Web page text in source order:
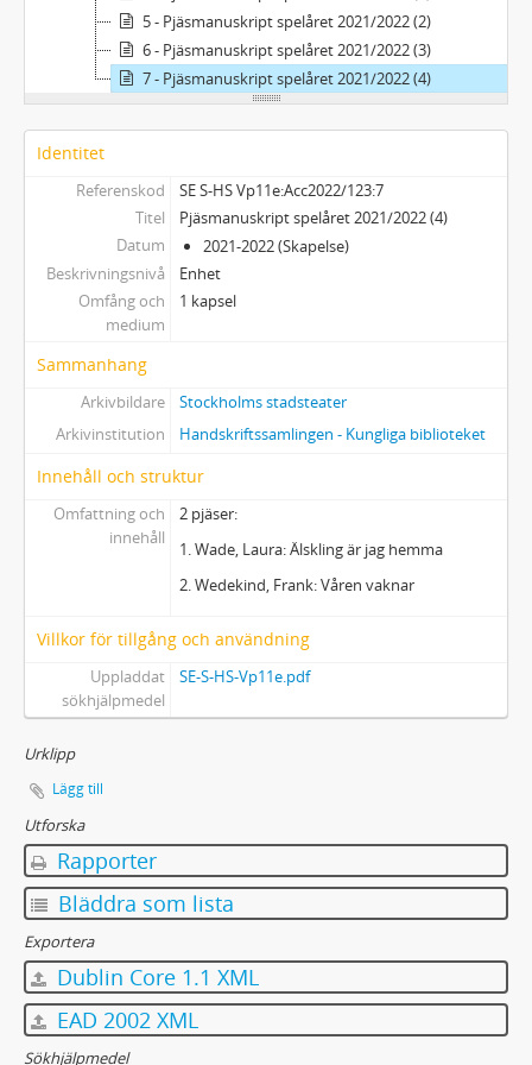
5 - Pjäsmanuskript spelåret 2021/2022 (2)
6 - Pjäsmanuskript spelåret 2021/2022 (3)
7 - Pjäsmanuskript spelåret 2021/2022 (4)
Identitet
Referenskod
SE S-HS Vp11e:Acc2022/123:7
Titel
Pjäsmanuskript spelåret 2021/2022 (4)
Datum
2021-2022 (Skapelse)
Beskrivningsnivå
Enhet
Omfång och
medium
1 kapsel
Sammanhang
Arkivbildare
Stockholms stadsteater
Arkivinstitution
Handskriftssamlingen - Kungliga biblioteket
Innehåll och struktur
Omfattning och
innehåll
2 pjäser:
1. Wade, Laura: Älskling är jag hemma
2. Wedekind, Frank: Våren vaknar
Villkor för tillgång och användning
Uppladdat
sökhjälpmedel
SE-S-HS-Vp11e.pdf
Urklipp
Lägg till
Utforska
Rapporter
Bläddra som lista
Exportera
Dublin Core 1.1 XML
EAD 2002 XML
Sökhjälpmedel